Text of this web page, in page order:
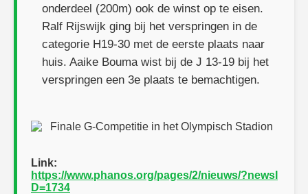
onderdeel (200m) ook de winst op te eisen.
Ralf Rijswijk ging bij het verspringen in de
categorie H19-30 met de eerste plaats naar
huis. Aaike Bouma wist bij de J 13-19 bij het
verspringen een 3e plaats te bemachtigen.
Link:
https://www.phanos.org/pages/2/nieuws/?newsI
D=1734